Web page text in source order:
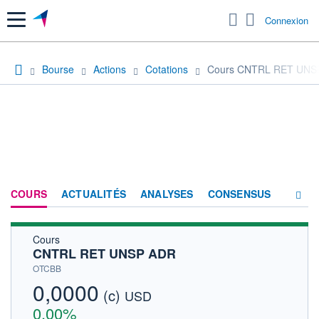
Menu Connexion
Bourse Actions Cotations Cours CNTRL RET
COURS ACTUALITÉS ANALYSES CONSENSUS
Cours
CNTRL RET UNSP ADR
OTCBB
0,0000 (c) USD
0,00%